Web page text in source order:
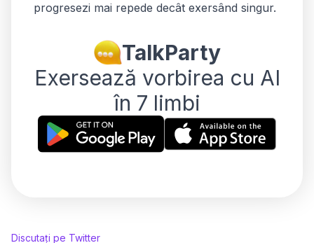
progresezi mai repede decât exersând singur.
TalkParty
Exersează vorbirea cu AI
în 7 limbi
Discutați pe Twitter